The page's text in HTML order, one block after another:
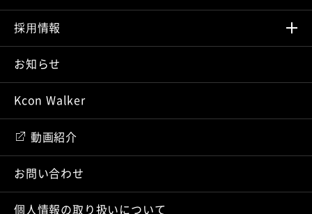
採⽤情報
お知らせ
Kcon Walker
動画紹介
お問い合わせ
個人情報の取り扱いについて